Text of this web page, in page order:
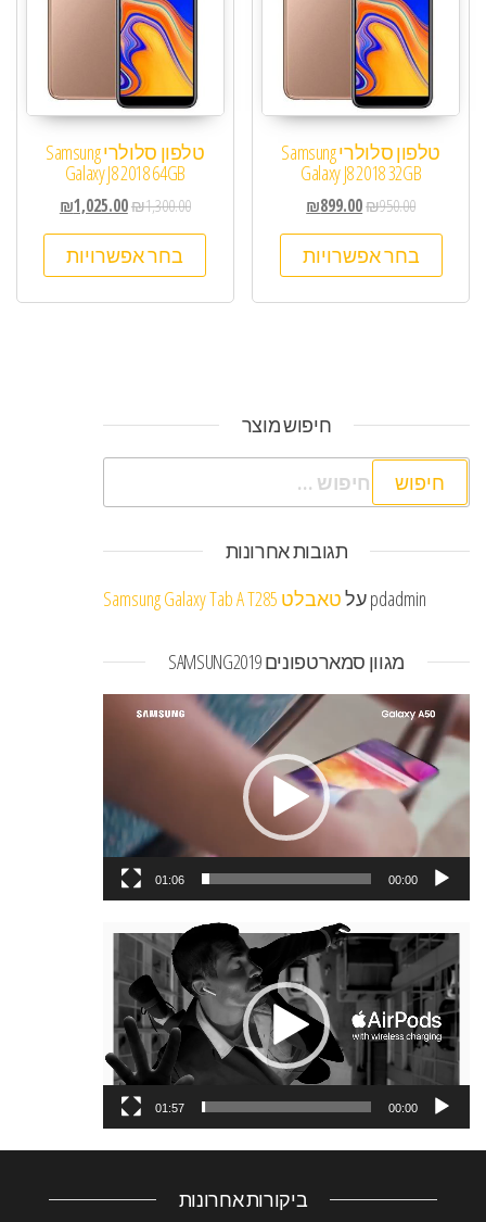
טלפון סלולרי Samsung
Galaxy J8 2018 32GB
₪950.00
₪899.00
בחר אפשרויות
טלפון סלולרי Samsung
Galaxy J8 2018 64GB
₪1,300.00
₪1,025.00
בחר אפשרויות
חיפוש מוצר
חיפוש:
תגובות אחרונות
pdadminעלטאבלט Samsung Galaxy Tab A T285
מגוון סמארטפונים SAMSUNG2019
נגן
וידאו
00:00
01:06
נגן
וידאו
00:00
01:57
ביקורות אחרונות